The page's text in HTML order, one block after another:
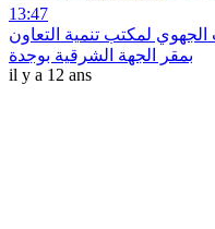
13:47
لمكتب تنمية التعاون
بمقر الجهة الشرقية بوجدة
il y a 12 ans